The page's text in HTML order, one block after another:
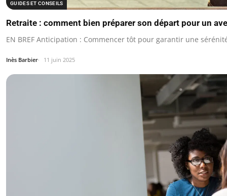
GUIDES ET CONSEILS
Retraite : comment bien préparer son départ pour un
EN BREF Anticipation : Commencer tôt pour garantir une
Inès Barbier 11 juin 2025